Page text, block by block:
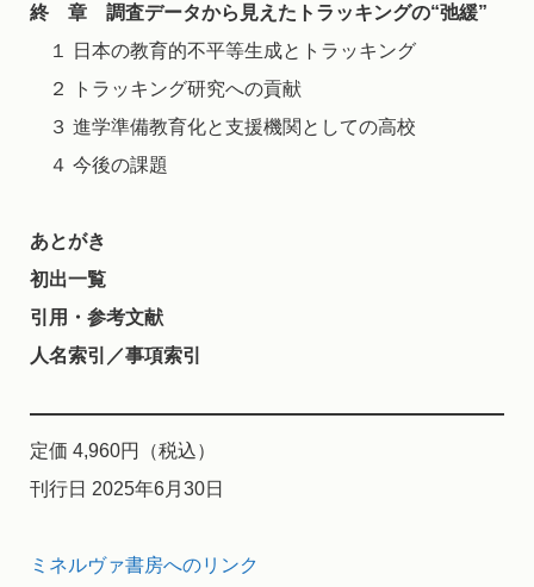
終 章 調査データから見えたトラッキングの“弛緩”
１ 日本の教育的不平等生成とトラッキング
２ トラッキング研究への貢献
３ 進学準備教育化と支援機関としての高校
４ 今後の課題
あとがき
初出一覧
引用・参考文献
人名索引／事項索引
定価 4,960円（税込）
刊行日 2025年6月30日
ミネルヴァ書房へのリンク